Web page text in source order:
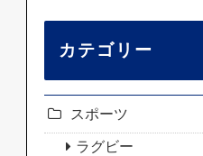
カテゴリー
スポーツ
ラグビー